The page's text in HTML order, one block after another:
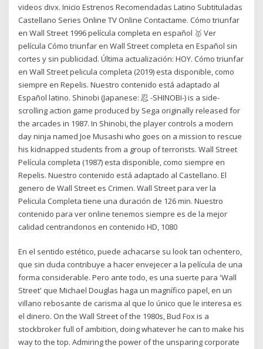
videos divx. Inicio Estrenos Recomendadas Latino Subtituladas
Castellano Series Online TV Online Contactame. Cómo triunfar
en Wall Street 1996 película completa en español 🥇 Ver
película Cómo triunfar en Wall Street completa en Español sin
cortes y sin publicidad. Última actualización: HOY. Cómo triunfar
en Wall Street pelicula completa (2019) esta disponible, como
siempre en Repelis. Nuestro contenido está adaptado al
Español latino. Shinobi (Japanese: 忍 -SHINOBI-) is a side-
scrolling action game produced by Sega originally released for
the arcades in 1987. In Shinobi, the player controls a modern
day ninja named Joe Musashi who goes on a mission to rescue
his kidnapped students from a group of terrorists. Wall Street
Película completa (1987) esta disponible, como siempre en
Repelis. Nuestro contenido está adaptado al Castellano. El
genero de Wall Street es Crimen. Wall Street para ver la
Pelicula Completa tiene una duración de 126 min. Nuestro
contenido para ver online tenemos siempre es de la mejor
calidad centrandonos en contenido HD, 1080
En el sentido estético, puede achacarse su look tan ochentero,
que sin duda contribuye a hacer envejecer a la película de una
forma considerable. Pero ante todo, es una suerte para 'Wall
Street' que Michael Douglas haga un magnífico papel, en un
villano rebosante de carisma al que lo único que le interesa es
el dinero. On the Wall Street of the 1980s, Bud Fox is a
stockbroker full of ambition, doing whatever he can to make his
way to the top. Admiring the power of the unsparing corporate